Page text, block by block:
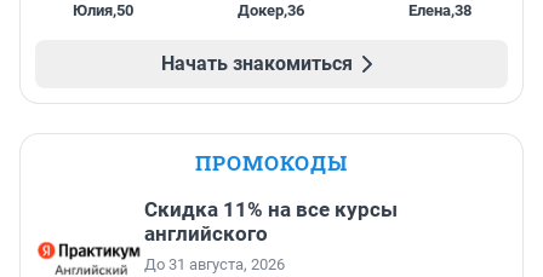
Юлия,50 Докер,36 Елена,38
Начать знакомиться
ПРОМОКОДЫ
Скидка 11% на все курсы
английского
До 31 августа, 2026